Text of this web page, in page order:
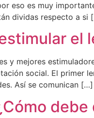
eso es muy
dividas respecto a si
el
y mejores
social. El primer
Así se comunican […]